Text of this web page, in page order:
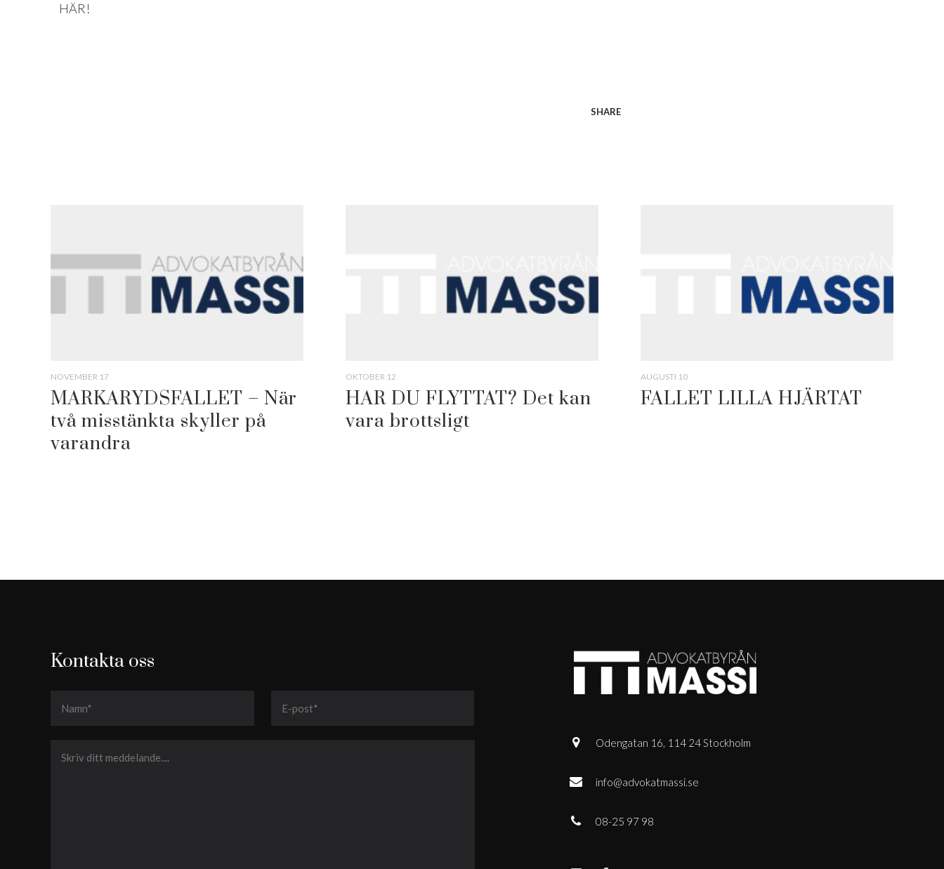
HÄR!
SHARE
NOVEMBER 17
MARKARYDSFALLET – När
två misstänkta skyller på
varandra
OKTOBER 12
HAR DU FLYTTAT? Det kan
vara brottsligt
AUGUSTI 10
FALLET LILLA HJÄRTAT
Kontakta oss
Odengatan 16, 114 24 Stockholm
info@advokatmassi.se
08-25 97 98